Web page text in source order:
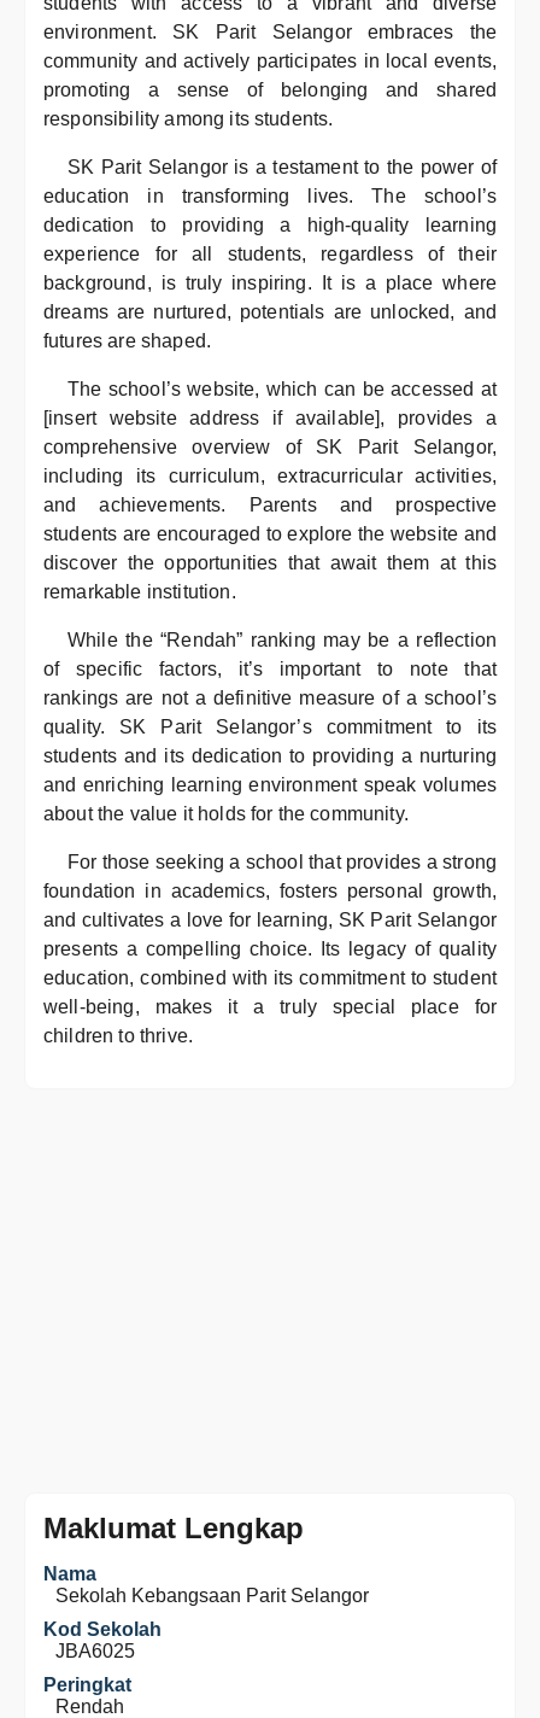
environment. SK Parit Selangor embraces the
community and actively participates in local events,
promoting a sense of belonging and shared
responsibility among its students.
SK Parit Selangor is a testament to the power of
education in transforming lives. The school’s
dedication to providing a high-quality learning
experience for all students, regardless of their
background, is truly inspiring. It is a place where
dreams are nurtured, potentials are unlocked, and
futures are shaped.
The school’s website, which can be accessed at
[insert website address if available], provides a
comprehensive overview of SK Parit Selangor,
including its curriculum, extracurricular activities,
and achievements. Parents and prospective
students are encouraged to explore the website and
discover the opportunities that await them at this
remarkable institution.
While the “Rendah” ranking may be a reflection
of specific factors, it’s important to note that
rankings are not a definitive measure of a school’s
quality. SK Parit Selangor’s commitment to its
students and its dedication to providing a nurturing
and enriching learning environment speak volumes
about the value it holds for the community.
For those seeking a school that provides a strong
foundation in academics, fosters personal growth,
and cultivates a love for learning, SK Parit Selangor
presents a compelling choice. Its legacy of quality
education, combined with its commitment to student
well-being, makes it a truly special place for
children to thrive.
Maklumat Lengkap
Nama
Sekolah Kebangsaan Parit Selangor
Kod Sekolah
JBA6025
Peringkat
Rendah